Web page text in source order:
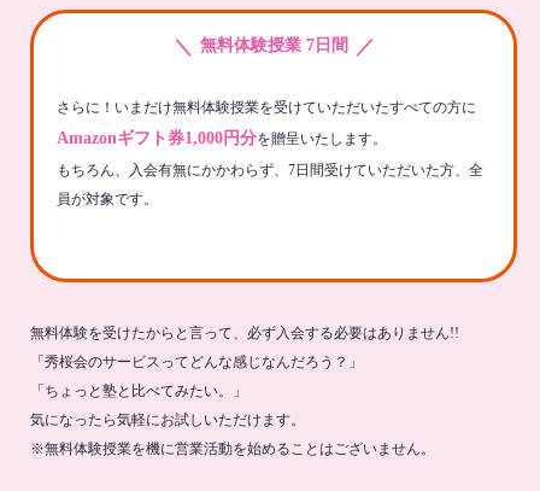
＼ 無料体験授業 7日間 ／
さらに！いまだけ無料体験授業を受けていただいたすべての方に
Amazonギフト券1,000円分を贈呈いたします。
もちろん、入会有無にかかわらず、7日間受けていただいた方、全
員が対象です。
無料体験を受けたからと言って、必ず入会する必要はありません!!
「秀桜会のサービスってどんな感じなんだろう？」
「ちょっと塾と比べてみたい。」
気になったら気軽にお試しいただけます。
※無料体験授業を機に営業活動を始めることはございません。